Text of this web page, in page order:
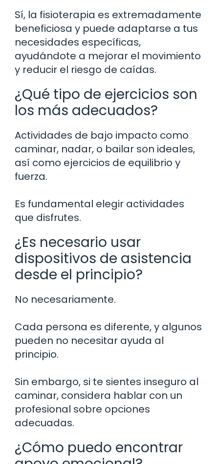
Sí, la fisioterapia es extremadamente
beneficiosa y puede adaptarse a tus
necesidades específicas,
ayudándote a mejorar el movimiento
y reducir el riesgo de caídas.
¿Qué tipo de ejercicios son
los más adecuados?
Actividades de bajo impacto como
caminar, nadar, o bailar son ideales,
así como ejercicios de equilibrio y
fuerza.
Es fundamental elegir actividades
que disfrutes.
¿Es necesario usar
dispositivos de asistencia
desde el principio?
No necesariamente.
Cada persona es diferente, y algunos
pueden no necesitar ayuda al
principio.
Sin embargo, si te sientes inseguro al
caminar, considera hablar con un
profesional sobre opciones
adecuadas.
¿Cómo puedo encontrar